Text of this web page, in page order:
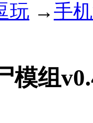
玩 →手
模组